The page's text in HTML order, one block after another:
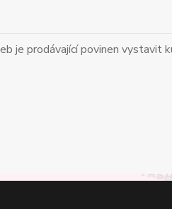
je prodávající povinen vystavit